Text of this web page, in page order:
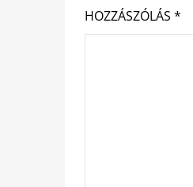
HOZZÁSZÓLÁS *